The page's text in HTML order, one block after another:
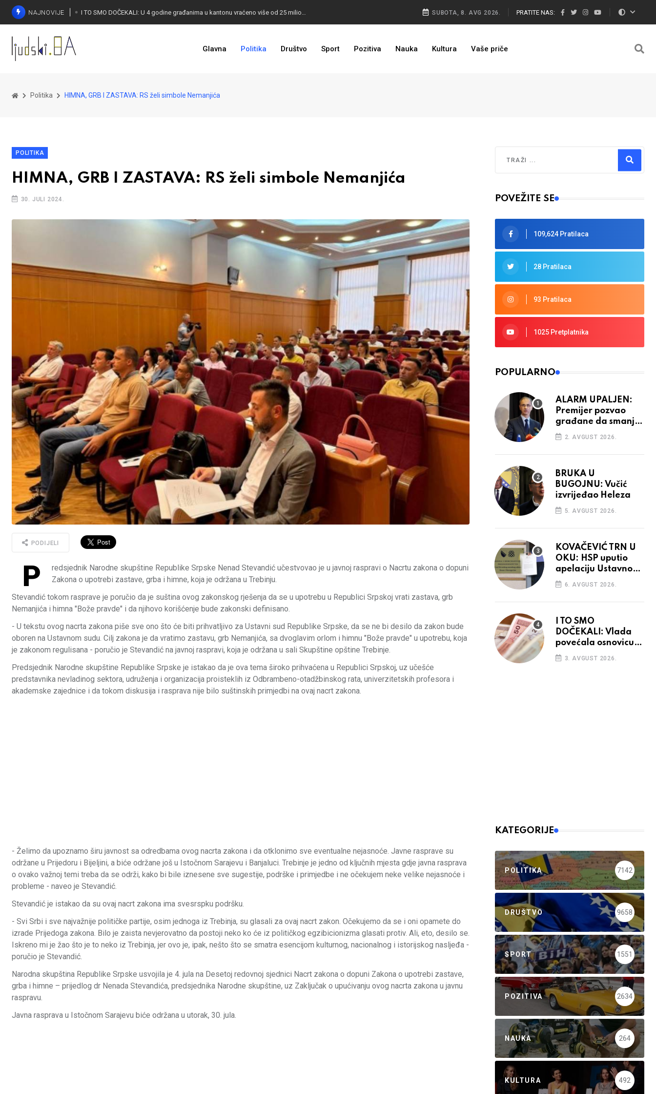
NAJNOVIJE
KONAKOVIĆ PALI ALARM: Otvoreno pismo UN-u
SUBOTA, 8. AVG 2026. PRATITE NAS:
Glavna Politika Društvo Sport Pozitiva Nauka Kultura Vaše priče
Politika HIMNA, GRB I ZASTAVA: RS želi simbole Nemanjića
POLITIKA
HIMNA, GRB I ZASTAVA: RS želi simbole Nemanjića
30. JULI 2024.
PODIJELI
P
redsjednik Narodne skupštine Republike Srpske Nenad Stevandić učestvovao je u javnoj raspravi o Nacrtu zakona o dopuni
Zakona o upotrebi zastave, grba i himne, koja je održana u Trebinju.
Stevandić tokom rasprave je poručio da je suština ovog zakonskog rješenja da se u upotrebu u Republici Srpskoj vrati zastava, grb
Nemanjića i himna "Bože pravde" i da njihovo korišćenje bude zakonski definisano.
- U tekstu ovog nacrta zakona piše sve ono što će biti prihvatljivo za Ustavni sud Republike Srpske, da se ne bi desilo da zakon bude
oboren na Ustavnom sudu. Cilj zakona je da vratimo zastavu, grb Nemanjića, sa dvoglavim orlom i himnu "Bože pravde" u upotrebu, koja
je zakonom regulisana - poručio je Stevandić na javnoj raspravi, koja je održana u sali Skupštine opštine Trebinje.
Predsjednik Narodne skupštine Republike Srpske je istakao da je ova tema široko prihvaćena u Republici Srpskoj, uz učešće
predstavnika nevladinog sektora, udruženja i organizacija proisteklih iz Odbrambeno-otadžbinskog rata, univerzitetskih profesora i
akademske zajednice i da tokom diskusija i rasprava nije bilo suštinskih primjedbi na ovaj nacrt zakona.
- Želimo da upoznamo širu javnost sa odredbama ovog nacrta zakona i da otklonimo sve eventualne nejasnoće. Јavne rasprave su
održane u Prijedoru i Bijeljini, a biće održane još u Istočnom Sarajevu i Banjaluci. Trebinje je jedno od ključnih mjesta gdje javna rasprava
o ovako važnoj temi treba da se održi, kako bi bile iznesene sve sugestije, podrške i primjedbe i ne očekujem neke velike nejasnoće i
probleme - naveo je Stevandić.
Stevandić je istakao da su ovaj nacrt zakona ima svesrspku podršku.
- Svi Srbi i sve najvažnije političke partije, osim jednoga iz Trebinja, su glasali za ovaj nacrt zakon. Očekujemo da se i oni opamete do
izrade Prijedoga zakona. Bilo je zaista nevjerovatno da postoji neko ko će iz političkog egzibicionizma glasati protiv. Ali, eto, desilo se.
Iskreno mi je žao što je to neko iz Trebinja, jer ovo je, ipak, nešto što se smatra esencijom kulturnog, nacionalnog i istorijskog nasljeđa -
poručio je Stevandić.
Narodna skupština Republike Srpske usvojila je 4. jula na Desetoj redovnoj sjednici Nacrt zakona o dopuni Zakona o upotrebi zastave,
grba i himne – prijedlog dr Nenada Stevandića, predsjednika Narodne skupštine, uz Zaključak o upućivanju ovog nacrta zakona u javnu
raspravu.
Јavna rasprava u Istočnom Sarajevu biće održana u utorak, 30. jula.
Type 2 or more characters for results.
POVEŽITE SE
109,624 Pratilaca
28 Pratilaca
93 Pratilaca
1025 Pretplatnika
POPULARNO
ALARM UPALJEN:
Premijer pozvao
građane da smanje
potrošnju struje
2. AVGUST 2026.
BRUKA U
BUGOJNU: Vučić
izvrijeđao Heleza
5. AVGUST 2026.
KOVAČEVIĆ TRN U
OKU: HSP uputio
apelaciju Ustavnom
sudu BiH
6. AVGUST 2026.
I TO SMO
DOČEKALI: Vlada
povećala osnovicu
za obračun plaća
budžetskim
3. AVGUST 2026.
KATEGORIJE
POLITIKA 7142
DRUŠTVO 9658
SPORT 1551
POZITIVA 2634
NAUKA 264
KULTURA 492